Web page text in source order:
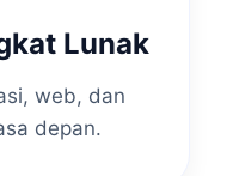
Lunak
web, dan
depan.